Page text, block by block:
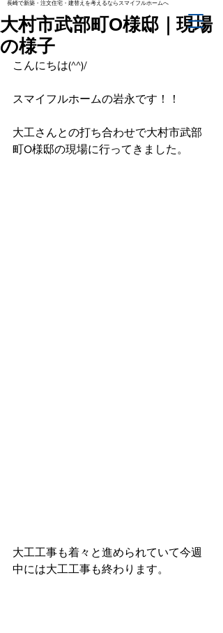
長崎で新築・注文住宅・建替えを考えるならスマイフルホームへ
大村市武部町O様邸｜現場
の様子
こんにちは(^^)/
スマイフルホームの岩永です！！
大工さんとの打ち合わせで大村市武部
町O様邸の現場に行ってきました。
大工工事も着々と進められていて今週
中には大工工事も終わります。